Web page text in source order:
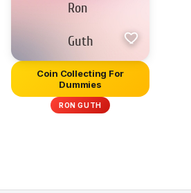
Coin Collecting For
Dummies
RON GUTH